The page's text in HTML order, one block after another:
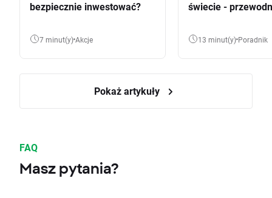
bezpiecznie inwestować?
7 minut(y) Akcje
świecie -
13 minut(y) Poradnik
Pokaż artykuły
FAQ
Masz pytania?